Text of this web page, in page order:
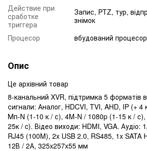
Действие при
сработке
триггера
Запис, PTZ, тур,
знімок
Процесор
вбудований процесор
Опис
Це архівний товар
8-канальний XVR, підтримка 5 форматів
сигнали: Аналог, HDCVI, TVI, AHD, IP (+
Мп-N (1-10 к / с), 4M-N / 1080p (1-15 к /
25к / c). Відео виходи: HDMI, VGA. Аудіо:
RJ45 (100M), 2x USB 2.0, RS485, 1x SATA
12В / 2А, 325x257x55 мм